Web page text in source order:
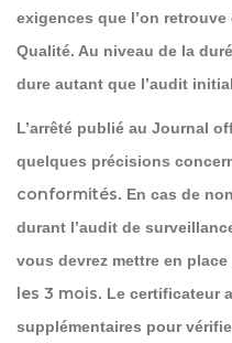
exigences que l’on
Qualité. Au niveau de la
dure autant que l’audit
L’arrêté publié au Journal
quelques précisions
conformités. En cas de
durant l’audit de
vous devrez mettre en place
les 3 mois. Le certificateur
supplémentaires pour